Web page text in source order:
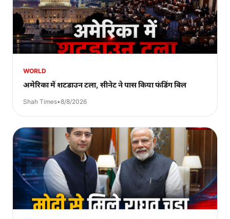
WORLD
अमेरिका में शटडाउन टला, सीनेट ने पास किया फंडिंग बिल
Shah Times•8/8/2026